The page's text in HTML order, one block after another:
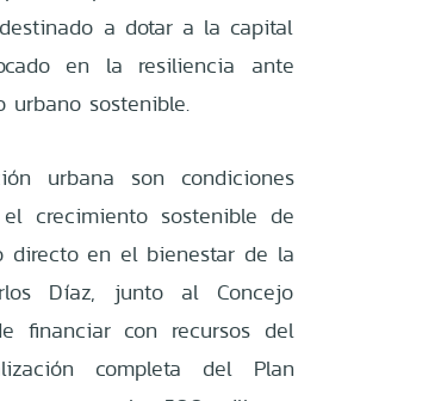
a dotar a la capital
en la resiliencia ante
urbano sostenible.
urbana son condiciones
crecimiento sostenible de
directo en el bienestar de la
Díaz, junto al Concejo
financiar con recursos del
completa del Plan